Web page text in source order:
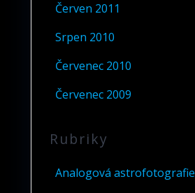
Červen 2011
Srpen 2010
Červenec 2010
Červenec 2009
Rubriky
Analogová astrofotografie